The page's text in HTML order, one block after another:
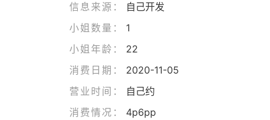
信息来源：
自己开发
小姐数量：
1
小姐年龄：
22
消费日期：
2020-11-05
营业时间：
自己约
消费情况：
4p6pp